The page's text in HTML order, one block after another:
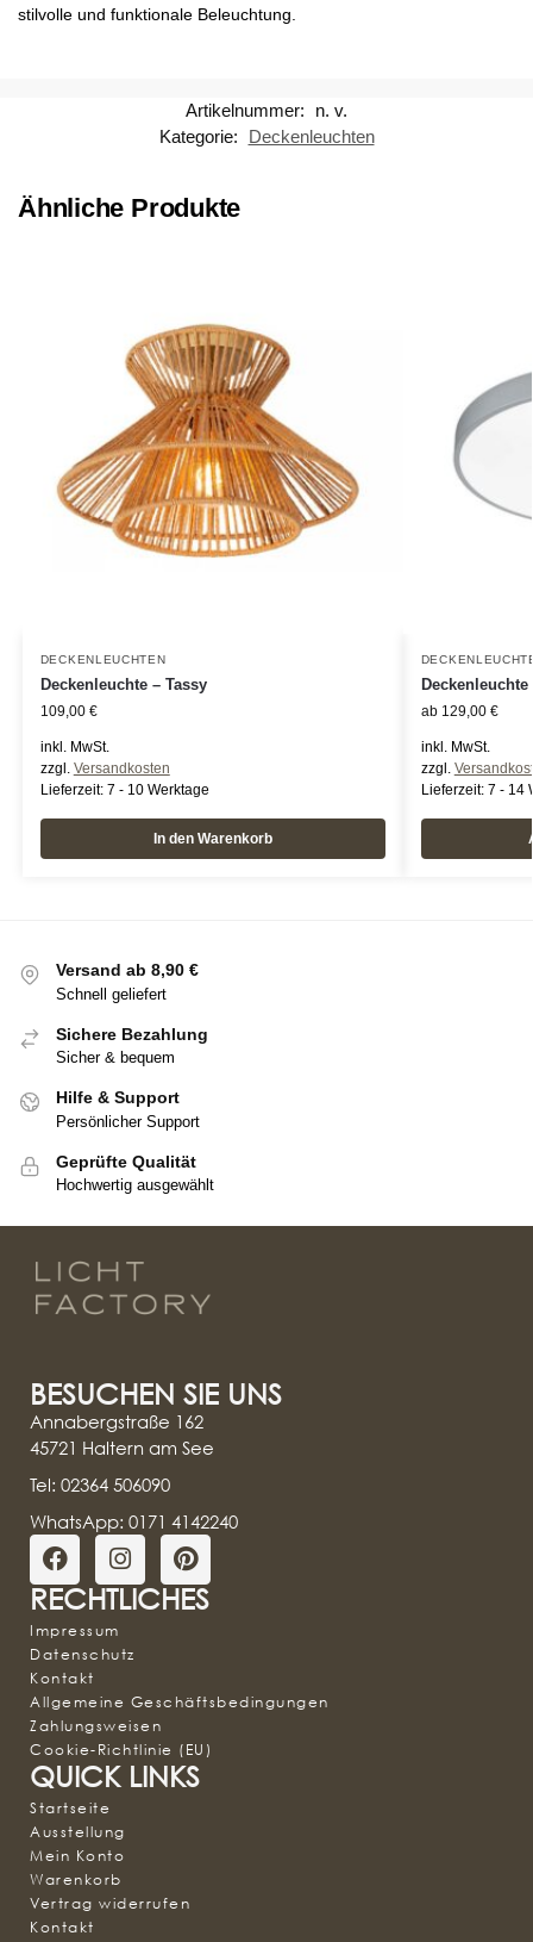
stilvolle und funktionale Beleuchtung.
Artikelnummer:
n. v.
Kategorie:
Deckenleuchten
Ähnliche Produkte
DECKENLEUCHTEN
Deckenleuchte – Tassy
109,00 €
inkl. MwSt.
zzgl. Versandkosten
Lieferzeit: 7 - 10 Werktage
In den Warenkorb
Deckenleuchte
ab 129,00 €
inkl. MwSt.
zzgl.
Lieferzeit: 7 - 14
Versand ab 8,90 €
Schnell geliefert
Sichere Bezahlung
Sicher & bequem
Hilfe & Support
Persönlicher Support
Geprüfte Qualität
Hochwertig ausgewählt
BESUCHEN SIE UNS
Annabergstraße 162
45721 Haltern am See
Tel: 02364 506090
WhatsApp: 0171 4142240
RECHTLICHES
Impressum
Datenschutz
Kontakt
Allgemeine Geschäftsbedingungen
Zahlungsweisen
Cookie-Richtlinie (EU)
QUICK LINKS
Startseite
Ausstellung
Mein Konto
Warenkorb
Vertrag widerrufen
Kontakt